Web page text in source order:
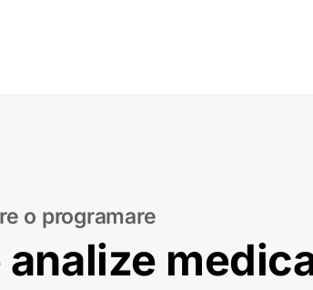
o programare